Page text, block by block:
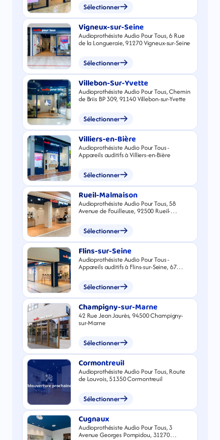
Sélectionner
Vigneux-sur-Seine
Audioprothésiste Audio Pour Tous, 6 Rue
de la Longueraie, 91270 Vigneux-sur-Seine
Sélectionner
Villebon-Sur-Yvette
Audioprothésiste Audio Pour Tous, Chemin
de Briis BP 309, 91140 Villebon-sur-Yvette
Sélectionner
Villiers-en-Bière
Audioprothésiste Audio Pour Tous -
Appareils auditifs à Villiers-en-Bière
Sélectionner
Rueil-Malmaison
Audioprothésiste Audio Pour Tous, 58
Avenue de Fouilleuse, 92500 Rueil-
Sélectionner
Flins-sur-Seine
Audioprothésiste Audio Pour Tous -
Appareils auditifs à Flins-sur-Seine, 67
Sélectionner
Champigny-sur-Marne
42 Rue Jean Jaurès, 94500 Champigny-
sur-Marne
Sélectionner
Cormontreuil
Audioprothésiste Audio Pour Tous, Route
de Louvois, 51350 Cormontreuil
Sélectionner
Cugnaux
Audioprothésiste Audio Pour Tous, 3
Avenue Georges Pompidou, 31270